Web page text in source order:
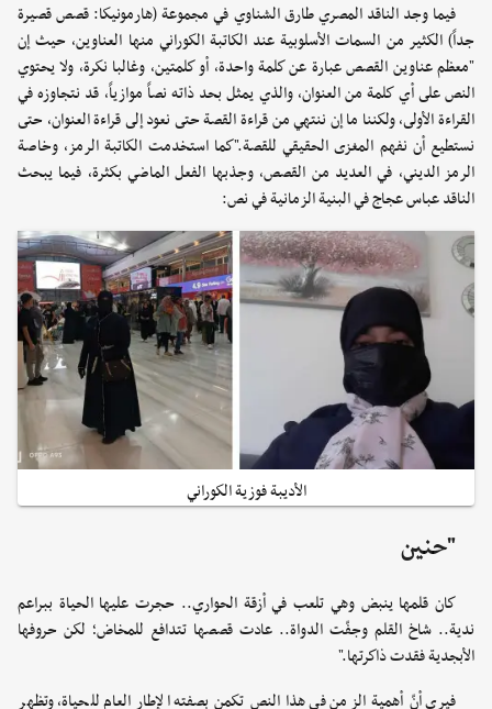
فيما وجد الناقد المصري طارق الشناوي في مجموعة (هارمونيكا: قصص قصيرة
جداً) الكثير من السمات الأسلوبية عند الكاتبة الكوراني منها العناوين، حيث إن
"معظم عناوين القصص عبارة عن كلمة واحدة، أو كلمتين، وغالبا نكرة، ولا يحتوي
النص على أي كلمة من العنوان، والذي يمثل بحد ذاته نصاً موازياً، قد نتجاوزه في
القراءة الأولى، ولكننا ما إن ننتهي من قراءة القصة حتى نعود إلى قراءة العنوان، حتى
نستطيع أن نفهم المغزى الحقيقي للقصة."كما استخدمت الكاتبة الرمز، وخاصة
الرمز الديني، في العديد من القصص، وجذبها الفعل الماضي بكثرة، فيما يبحث
الناقد عباس عجاج في البنية الزمانية في نص:
الأديبة فوزية الكوراني
"حنين
كان قلمها ينبض وهي تلعب في أزقة الحواري.. حجرت عليها الحياة ببراعم
ندية.. شاخ القلم وجفّت الدواة.. عادت قصصها تتدافع للمخاض؛ لكن حروفها
الأبجدية فقدت ذاكرتها."
فيرى أنّ أهمية الزمن في هذا النص تكمن بصفته الإطار العام للحياة، وتظهر